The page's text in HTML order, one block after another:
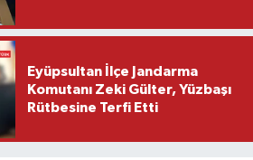
Eyüpsultan İlçe Jandarma
Komutanı Zeki Gülter, Yüzbaşı
Rütbesine Terfi Etti